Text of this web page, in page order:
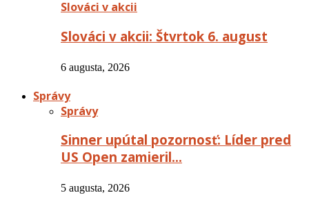
Slováci v akcii
Slováci v akcii: Štvrtok 6. august
6 augusta, 2026
Správy
Správy
Sinner upútal pozornosť: Líder pred
US Open zamieril…
5 augusta, 2026